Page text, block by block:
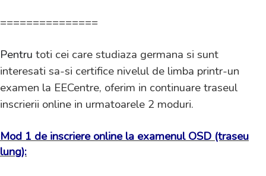
===============
Pentru toti cei care studiaza germana si sunt
interesati sa-si certifice nivelul de limba printr-un
examen la EECentre, oferim in continuare traseul
inscrierii online in urmatoarele 2 moduri.
Mod 1 de inscriere online la examenul OSD (traseu
lung):